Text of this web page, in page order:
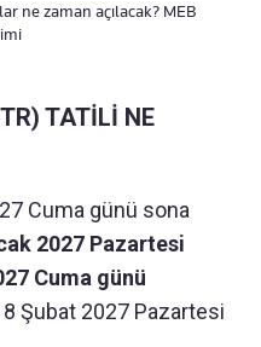
ne zaman açılacak? MEB
TATİLİ NE
Cuma günü sona
2027 Pazartesi
Cuma günü
Şubat 2027 Pazartesi